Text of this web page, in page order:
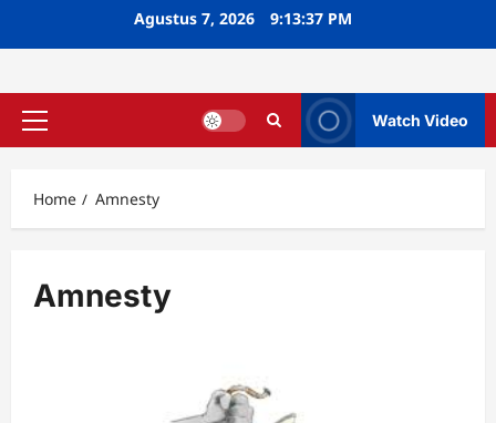
Agustus 7, 2026 9:13:38 PM
Primary
Watch Video
Home Amnesty
Amnesty